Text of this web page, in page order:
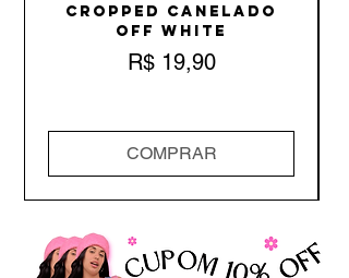
Cropped Canelado
Off White
Preço
R$ 19,90
COMPRAR